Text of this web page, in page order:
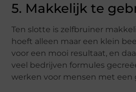
5. Makkelijk te
Ten slotte is zelfbruiner
hoeft alleen maar een klein
voor een mooi resultaat, en
veel bedrijven formules
werken voor mensen met een